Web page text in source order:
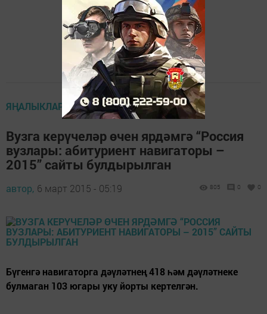
ЯҢАЛЫКЛАР
Вузга керүчеләр өчен ярдәмгә “Россия
вузлары: абитуриент навигаторы –
2015” сайты булдырылган
автор, 6 март 2015 - 05:19 805 0 0
Бүгенгә навигаторга дәүләтнең 418 һәм дәүләтнеке
булмаган 103 югары уку йорты кертелгән.